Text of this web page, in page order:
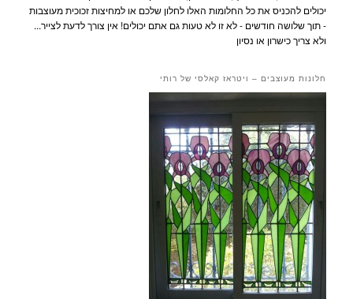
יכולים להכניס את כל החלומות האלו לחלון שלכם או למחיצות זכוכית מעוצבות
- תוך שלושה חודשים - לא זו לא טעות גם אתם יכולים! אין צורך לדעת לצייר...
ולא צריך כישרון או נסיון
חלונות מעוצבים – ויטראז קאלסי של רותי